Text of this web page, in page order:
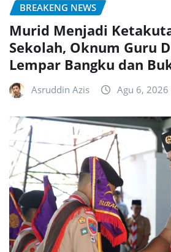
BREAKENG NEWS
Murid Menjadi
Sekolah, Oknum Guru
Lempar Bangku dan
Asruddin Azis Agu 6, 2026